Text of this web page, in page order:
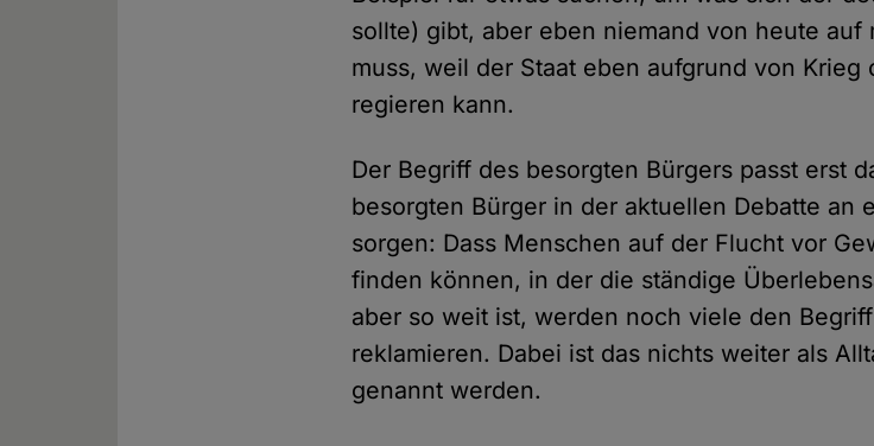
sollte) gibt, aber eben niemand von heute
muss, weil der Staat eben aufgrund von Krieg
regieren kann.
Der Begriff des besorgten Bürgers passt erst
besorgten Bürger in der aktuellen Debatte an
sorgen: Dass Menschen auf der Flucht vor
finden können, in der die ständige
aber so weit ist, werden noch viele den
reklamieren. Dabei ist das nichts weiter als
genannt werden.